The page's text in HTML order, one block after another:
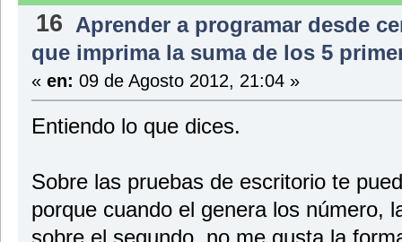
16 Aprender a programar desde
que imprima la suma de los 5
« en: 09 de Agosto 2012, 21:04 »
Entiendo lo que dices.
Sobre las pruebas de escritorio te
porque cuando el genera los número,